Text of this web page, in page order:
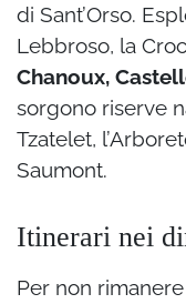
di Sant’Orso.
Lebbroso, la
Chanoux,
sorgono riserve
Tzatelet,
Saumont.
Itinerari nei
Per non